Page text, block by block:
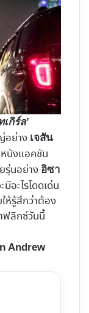
เกิร์ล’
อย่าง เจสัน
นังแอคชัน
รุ่นอย่าง อิซา
อะไรโดดเด่น
ห้รู้สึกว่าต้อง
ฟลิกซ์วันนี้
Andrew